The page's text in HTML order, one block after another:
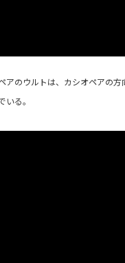
のウルトは、カシオペアの
る。